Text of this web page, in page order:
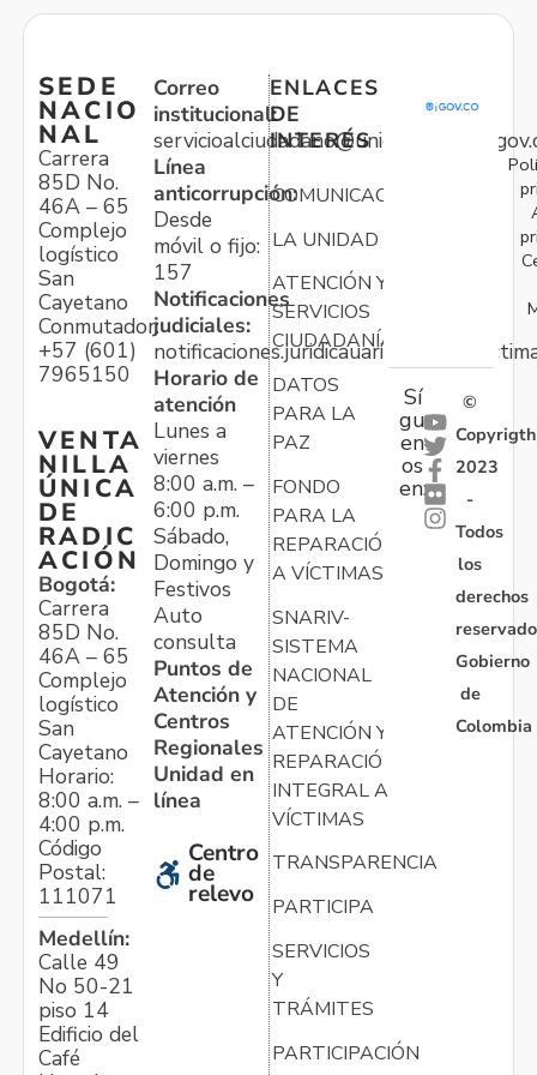
SEDE
NACIO
NAL
Carrera
85D No.
46A – 65
Complejo
logístico
San
Cayetano
Conmutador:
+57 (601)
7965150
VENTA
NILLA
ÚNICA
DE
RADIC
ACIÓN
Bogotá:
Carrera
85D No.
46A – 65
Complejo
logístico
San
Cayetano
Horario:
8:00 a.m. –
4:00 p.m.
Código
Postal:
111071
Medellín:
Calle 49
No 50-21
piso 14
Edificio del
Café
Correo
institucional:
Línea
anticorrupción:
Desde
móvil o fijo:
157
Notificaciones
judiciales:
Horario de
atención
Lunes a
viernes
8:00 a.m. –
6:00 p.m.
Sábado,
Domingo y
Festivos
Auto
consulta
Puntos de
Atención y
Centros
Regionales
Unidad en
línea
Centro
de
relevo
ENLACES
DE
INTERÉS
COMUNICACIONES
LA UNIDAD
ATENCIÓN Y
SERVICIOS
CIUDADANÍA
DATOS
PARA LA
PAZ
FONDO
PARA LA
REPARACIÓN
A VÍCTIMAS
SNARIV-
SISTEMA
NACIONAL
DE
ATENCIÓN Y
REPARACIÓN
INTEGRAL A
VÍCTIMAS
TRANSPARENCIA
PARTICIPA
SERVICIOS
Y
TRÁMITES
PARTICIPACIÓN
Sí
gu
en
os
en:
©
Copyrigth
2023
-
Todos
los
derechos
Gobierno
de
Colombia